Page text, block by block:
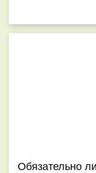
Обязательно